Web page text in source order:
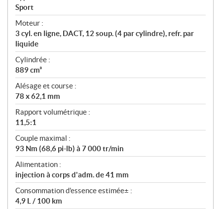
a
t
i
o
n
s
Sport
Moteur :
3 cyl. en ligne, DACT, 12 soup. (4 par cylindre), refr. par
liquide
Cylindrée :
889 cm³
Alésage et course :
78 x 62,1 mm
Rapport volumétrique :
11,5:1
Couple maximal :
93 Nm (68,6 pi-lb) à 7 000 tr/min
Alimentation :
injection à corps d'adm. de 41 mm
Consommation d'essence estimée± :
4,9 L / 100 km